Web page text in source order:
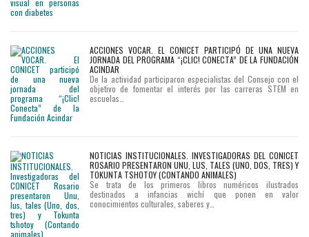
ACCIONES VOCAR. EL CONICET PARTICIPÓ DE UNA NUEVA
JORNADA DEL PROGRAMA “¡CLIC! CONECTA” DE LA FUNDACIÓN
ACINDAR
De la actividad participaron especialistas del Consejo con el
objetivo de fomentar el interés por las carreras STEM en
escuelas…
NOTICIAS INSTITUCIONALES. INVESTIGADORAS DEL CONICET
ROSARIO PRESENTARON UNU, LUS, TALES (UNO, DOS, TRES) Y
TOKUNTA TSHOTOY (CONTANDO ANIMALES)
Se trata de los primeros libros numéricos ilustrados
destinados a infancias wichí que ponen en valor
conocimientos culturales, saberes y…